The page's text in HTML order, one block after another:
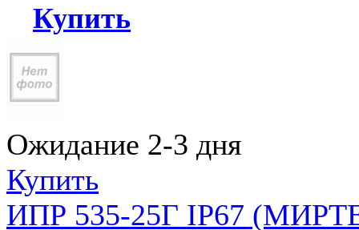
Купить
Ожидание 2-3 дня
Купить
ИПР 535-25Г IP67